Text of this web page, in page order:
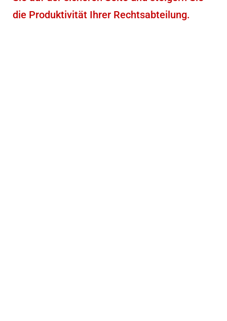
die Produktivität Ihrer Rechtsabteilung.